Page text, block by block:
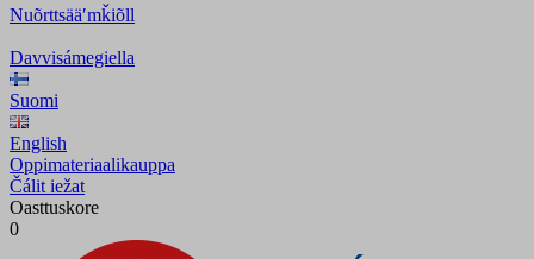
Nuõrttsääʹmǩiõll
Davvisámegiella
Suomi
English
Oppimateriaalikauppa
Čálit iežat
Oasttuskore
0